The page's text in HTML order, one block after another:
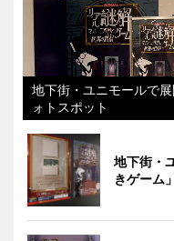
地下街・ユニモールで
ォトスポット
地下街・
きゲーム